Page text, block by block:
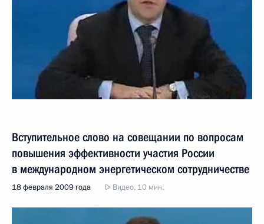
Вступительное слово на совещании по вопросам
повышения эффективности участия России
в международном энергетическом сотрудничестве
18 февраля 2009 года Видео, 10 мин.